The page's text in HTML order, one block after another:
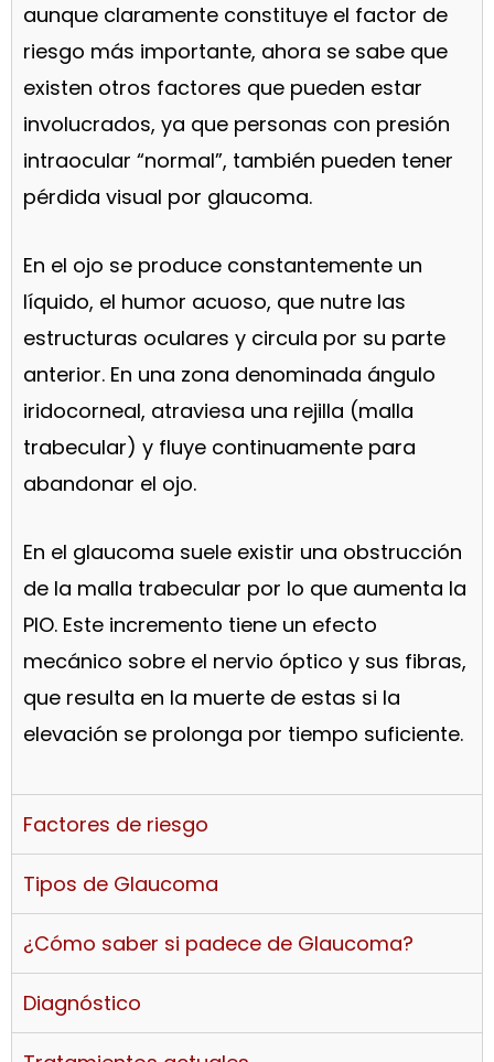
aunque claramente constituye el factor de
riesgo más importante, ahora se sabe que
existen otros factores que pueden estar
involucrados, ya que personas con presión
intraocular “normal”, también pueden tener
pérdida visual por glaucoma.
En el ojo se produce constantemente un
líquido, el humor acuoso, que nutre las
estructuras oculares y circula por su parte
anterior. En una zona denominada ángulo
iridocorneal, atraviesa una rejilla (malla
trabecular) y fluye continuamente para
abandonar el ojo.
En el glaucoma suele existir una obstrucción
de la malla trabecular por lo que aumenta la
PIO. Este incremento tiene un efecto
mecánico sobre el nervio óptico y sus fibras,
que resulta en la muerte de estas si la
elevación se prolonga por tiempo suficiente.
Factores de riesgo
Tipos de Glaucoma
¿Cómo saber si padece de Glaucoma?
Diagnóstico